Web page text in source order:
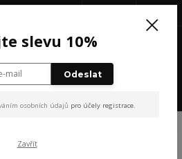
slevu 10%
Odeslat
osobních údajů pro účely registrace.
Zavřít